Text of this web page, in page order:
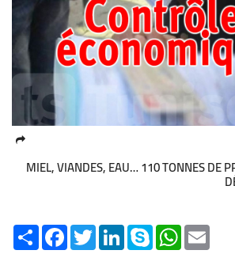
MIEL, VIANDES, EAU… 110 TONNES DE
Share FacebookTwitterLinkedInSkype WhatsApp